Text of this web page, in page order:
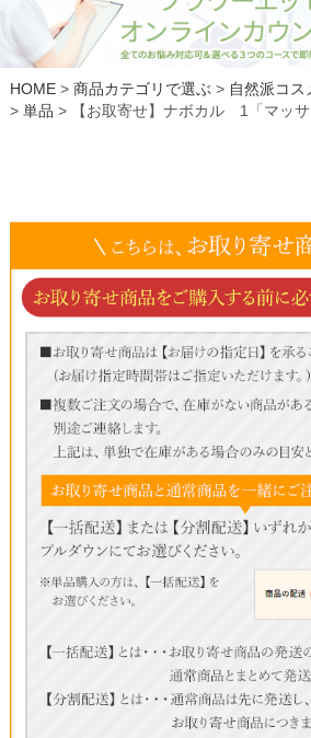
HOME 商品カテゴリで選ぶ 自然派コス
単品
【お取寄せ】ナボカル 1「マッサ